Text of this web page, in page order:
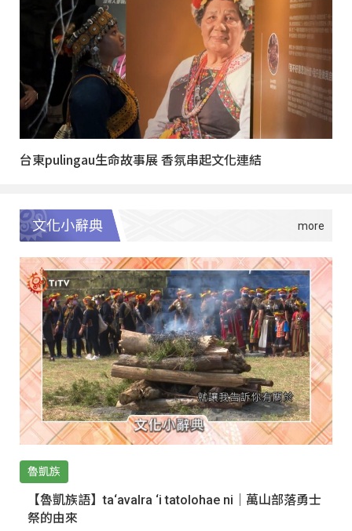
台東pulingau生命故事展 香氛串起文化連結
文化小辭典
魯凱族
【魯凱族語】ta‘avalra ‘i tatolohae ni｜萬山部落勇士
祭的由來